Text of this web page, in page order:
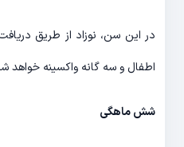
در این سن، نوزاد از طریق
اطفال و سه گانه واکسینه خواهد
شش ماهگی